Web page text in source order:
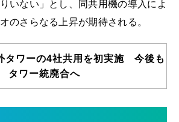
いない」とし、同共用機の導入によ
のさらなる上昇が期待される。
ワーの4社共用を初実施 今後も
タワー統廃合へ